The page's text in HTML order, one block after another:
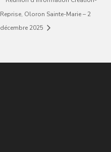
Reprise, Oloron Sainte-Marie – 2
décembre 2025